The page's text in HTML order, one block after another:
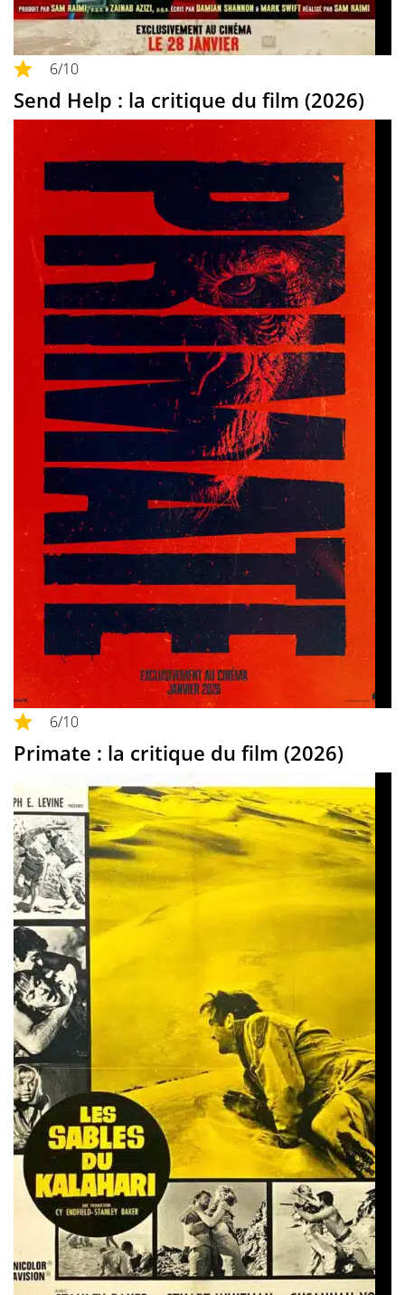
6/10
Send Help : la critique du film (2026)
6/10
Primate : la critique du film (2026)